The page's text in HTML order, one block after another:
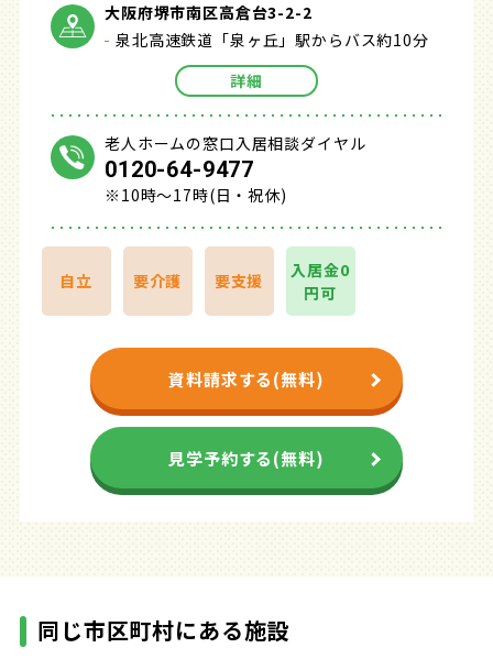
大阪府堺市南区高倉台3-2-2
泉北高速鉄道「泉ヶ丘」駅からバス約10分
詳細
老人ホームの窓口入居相談ダイヤル
0120-64-9477
※10時～17時(日・祝休)
自立 要介護 要支援
入居金0
円可
資料請求する(無料)
見学予約する(無料)
同じ市区町村にある施設